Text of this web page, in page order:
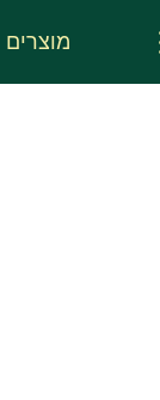
מוצרים